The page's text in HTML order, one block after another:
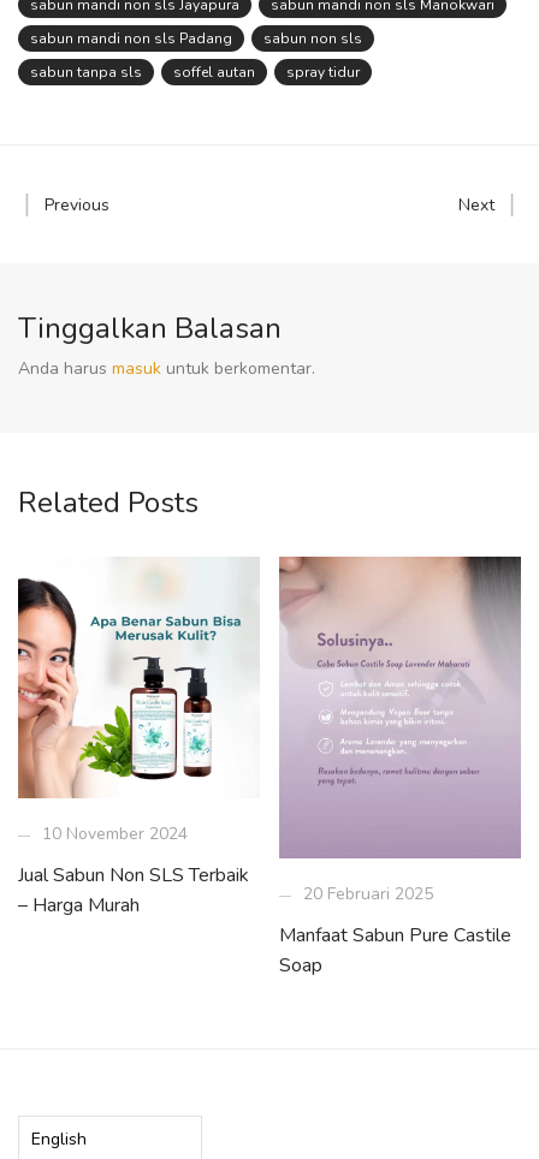
sabun mandi non sls Jayapura
sabun mandi non sls Manokwari
sabun mandi non sls Padang
sabun non sls
sabun tanpa sls
soffel autan spray tidur
Previous Next
Tinggalkan Balasan
Anda harus masuk untuk berkomentar.
Related Posts
10 November 2024
Jual Sabun Non SLS Terbaik
– Harga Murah
20 Februari 2025
Manfaat Sabun Pure Castile
Soap
Choose